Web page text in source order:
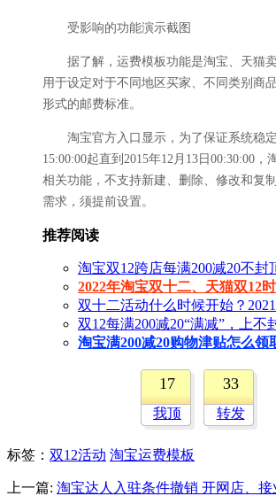
受影响的功能演示截图
据了解，运费模板功能是淘宝、天猫卖
用于设定对于不同地区买家、不同类别商
形式的邮费标准。
淘宝官方入口显示，为了保证系统稳定
15:00:00起直到2015年12月13日00:30:00，
相关功能，不支持新建、删除、修改和复
需求，须提前设置。
推荐阅读
淘宝双12跨店每满200减20不封
2022年淘宝双十二、天猫双12
双十二活动什么时候开始？
双12每满200减20“满减”，上不
淘宝满200减20购物津贴怎么领
17
我顶
33
转发
标签 ： 双12活动 淘宝运费模板
上一篇: 淘宝达人入驻条件撤销 开网店、